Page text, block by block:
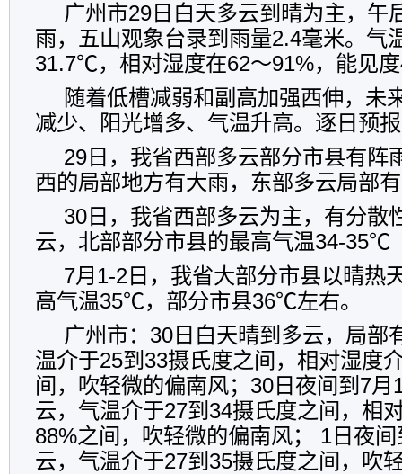
广州市29日白天多云到晴为主，午
雨，五山观象台录到雨量2.4毫米。气
31.7℃，相对湿度在62～91%，能见
随着低槽减弱和副高加强西伸，未
减少、阳光增多、气温升高。逐日预
29日，我省西部多云部分市县有阵
西的局部地方有大雨，东部多云局部
30日，我省西部多云为主，有分散
云，北部部分市县的最高气温34-35℃
7月1-2日，我省大部分市县以晴热
高气温35℃，部分市县36℃左右。
广州市：30日白天晴到多云，局部
温介于25到33摄氏度之间，相对湿度
间，吹轻微的偏南风；30日夜间到7月
云，气温介于27到34摄氏度之间，相
88%之间，吹轻微的偏南风； 1日夜
云，气温介于27到35摄氏度之间，吹